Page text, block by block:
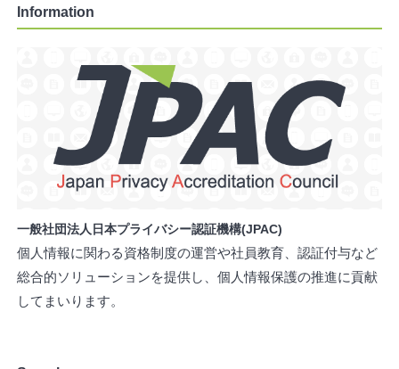
Information
一般社団法人日本プライバシー認証機構(JPAC)
個人情報に関わる資格制度の運営や社員教育、認証付与など
総合的ソリューションを提供し、個人情報保護の推進に貢献
してまいります。